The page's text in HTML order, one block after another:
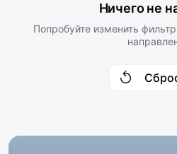
Ничего не
Попробуйте изменить